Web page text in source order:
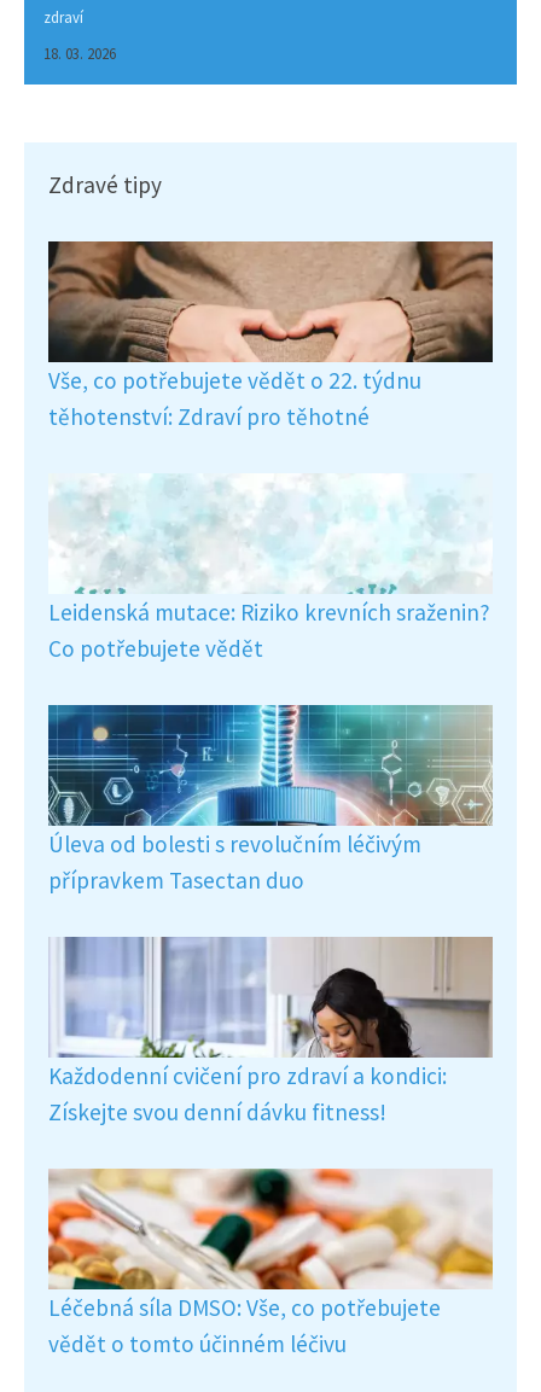
zdraví
18. 03. 2026
Zdravé tipy
Vše, co potřebujete vědět o 22. týdnu
těhotenství: Zdraví pro těhotné
Leidenská mutace: Riziko krevních sraženin?
Co potřebujete vědět
Úleva od bolesti s revolučním léčivým
přípravkem Tasectan duo
Každodenní cvičení pro zdraví a kondici:
Získejte svou denní dávku fitness!
Léčebná síla DMSO: Vše, co potřebujete
vědět o tomto účinném léčivu